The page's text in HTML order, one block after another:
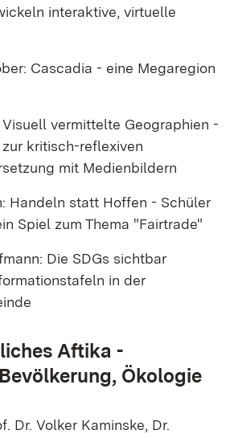
interaktive, virtuelle
Cascadia - eine Megaregion
Visuell vermittelte Geographien -
kritisch-reflexiven
mit Medienbildern
Handeln statt Hoffen - Schüler
Spiel zum Thema "Fairtrade"
Die SDGs sichtbar
in der
Aftika -
Ökologie
Dr. Volker Kaminske, Dr.